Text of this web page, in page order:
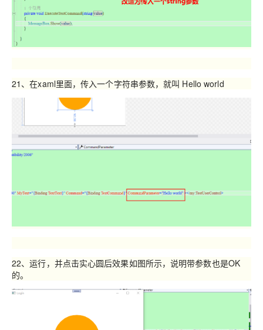
21、在xaml里面，传入一个字符串参数，就叫 Hello world
22、运行，并点击实心圆后效果如图所示，说明带参数也是OK
的。